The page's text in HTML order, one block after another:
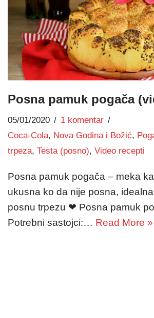
Posna pamuk pogača
05/01/2020
1 komentar
Coca-Cola, Nova Godina i Božić,
trpeza, Testa (posno), Video recepti
Posna pamuk pogača – meka
ukusna ko da nije posna,
posnu trpezu ❤ Posna pamuk
Potrebni sastojci:… Read More »